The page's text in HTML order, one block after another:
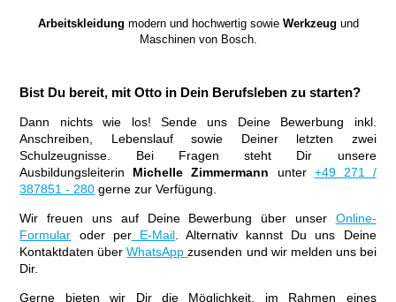
Arbeitskleidung modern und hochwertig sowie Werkzeug und
Maschinen von Bosch.
Bist Du bereit, mit Otto in Dein Berufsleben zu starten?
Dann nichts wie los! Sende uns Deine Bewerbung inkl.
Anschreiben, Lebenslauf sowie Deiner letzten zwei
Schulzeugnisse. Bei Fragen steht Dir unsere
Ausbildungsleiterin Michelle Zimmermann unter +49 271 /
387851 - 280 gerne zur Verfügung.
Wir freuen uns auf Deine Bewerbung über unser Online-
Formular oder perE-Mail. Alternativ kannst Du uns Deine
Kontaktdaten überWhatsAppzusenden und wir melden uns bei
Dir.
Gerne bieten wir Dir die Möglichkeit, im Rahmen eines